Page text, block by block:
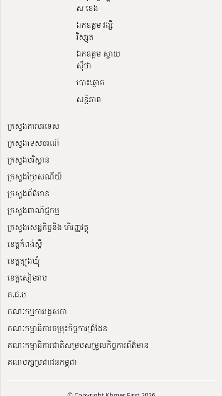
ស ខេង
ឯកឧត្តម វង្សី
វិស្សុត
ឯកឧត្តម ស្វាយ
ស៊ីថា
បោះឆ្នោត
សន្តិភាព
ក្រសួងការបរទេស
ក្រសួងទេសចរណ៍
ក្រសួងបរិស្ថាន
ក្រសួងប្រៃសណីយ៍
ក្រសួងព័ត៌មាន
ក្រសួងពាណិជ្ជកម្ម
ក្រសួងសេដ្ឋកិច្ចនិង ហិរញ្ញវត្ថុ
ខេត្តកំពង់ស្ពឺ
ខេត្តត្បូងឃ្មុំ
ខេត្តសៀមរាប
គ.ជ.ប
គណៈកម្មការរដ្ឋសភា
គណៈកម្មាធិការចម្រុះកិច្ចការព្រំដែន
គណៈកម្មាធិការជាតិសម្របសម្រួលកិច្ចការព័ត៌មាន
គណបក្សប្រជាជនកម្ពុជា